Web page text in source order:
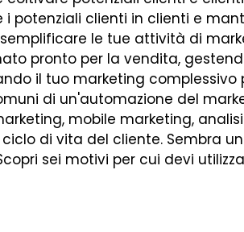
potenziali clienti in clienti e
le tue attività di
pronto per la vendita,
il tuo marketing complessivo
di un'automazione del
mobile marketing,
di vita del cliente. Sembra un
sei motivi per cui devi